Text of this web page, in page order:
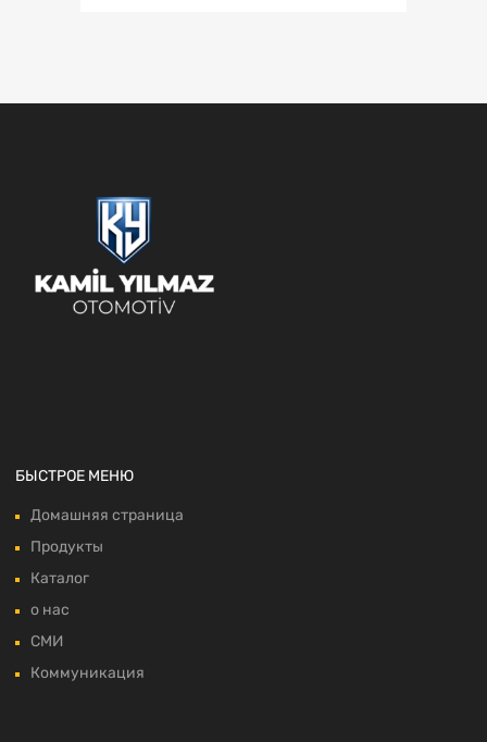
БЫСТРОЕ МЕНЮ
Домашняя страница
Продукты
Каталог
о нас
СМИ
Коммуникация